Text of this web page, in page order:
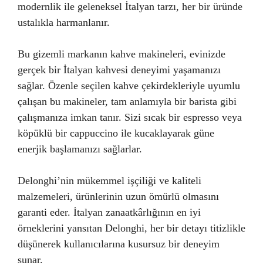
modernlik ile geleneksel İtalyan tarzı, her bir üründe
ustalıkla harmanlanır.
Bu gizemli markanın kahve makineleri, evinizde
gerçek bir İtalyan kahvesi deneyimi yaşamanızı
sağlar. Özenle seçilen kahve çekirdekleriyle uyumlu
çalışan bu makineler, tam anlamıyla bir barista gibi
çalışmanıza imkan tanır. Sizi sıcak bir espresso veya
köpüklü bir cappuccino ile kucaklayarak güne
enerjik başlamanızı sağlarlar.
Delonghi’nin mükemmel işçiliği ve kaliteli
malzemeleri, ürünlerinin uzun ömürlü olmasını
garanti eder. İtalyan zanaatkârlığının en iyi
örneklerini yansıtan Delonghi, her bir detayı titizlikle
düşünerek kullanıcılarına kusursuz bir deneyim
sunar.